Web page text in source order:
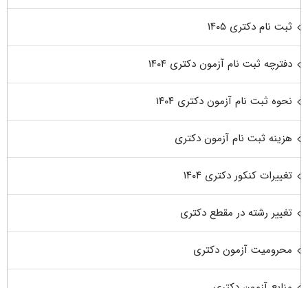
ثبت نام دکتری ۱۴۰۵
دفترچه ثبت نام آزمون دکتری ۱۴۰۴
نحوه ثبت نام آزمون دکتری ۱۴۰۴
هزینه ثبت نام آزمون دکتری
تغییرات کنکور دکتری ۱۴۰۴
تغییر رشته در مقطع دکتری
محرومیت آزمون دکتری